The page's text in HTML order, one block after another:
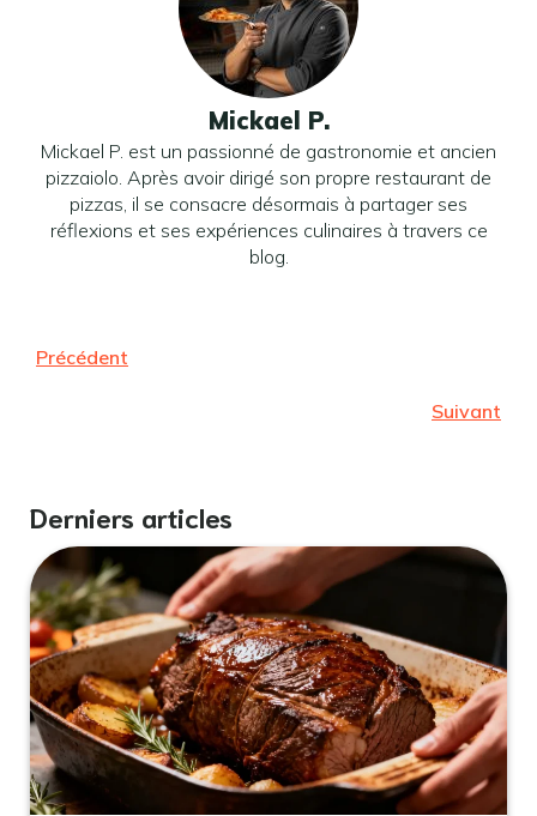
Mickael P.
Mickael P. est un passionné de gastronomie et ancien
pizzaiolo. Après avoir dirigé son propre restaurant de
pizzas, il se consacre désormais à partager ses
réflexions et ses expériences culinaires à travers ce
blog.
Précédent
Suivant
Derniers articles